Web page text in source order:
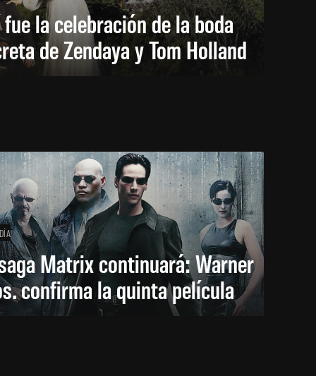
la celebración de la boda
de Zendaya y Tom Holland
Matrix continuará: Warner
confirma la quinta película